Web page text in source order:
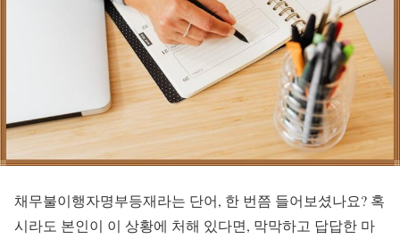
채무불이행자명부등재라는 단어, 한 번쯤 들어보셨나요? 혹
시라도 본인이 이 상황에 처해 있다면, 막막하고 답답한 마